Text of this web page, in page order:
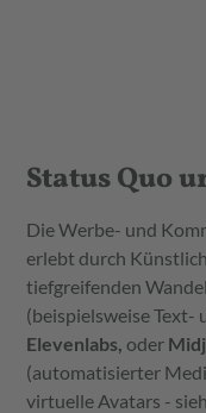
Status Quo
Die Werbe- und
erlebt durch
tiefgreifenden
(beispielsweise Text-
Elevenlabs,oder
(automatisierter
virtuelle Avatars -